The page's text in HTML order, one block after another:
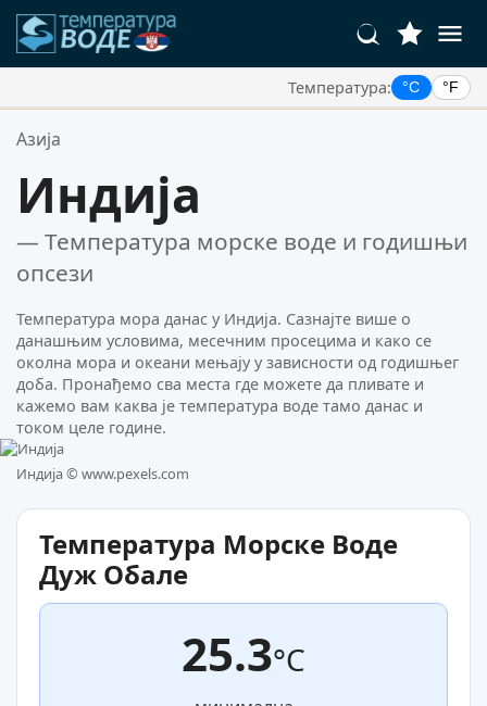
Температура: °C °F
Ваше Омиљене Локације:
Азија
Индија
— Температура морске воде и годишњи
опсези
Температура мора данас у Индија. Сазнајте више о
данашњим условима, месечним просецима и како се
околна мора и океани мењају у зависности од годишњег
доба. Пронађемо сва места где можете да пливате и
кажемо вам каква је температура воде тамо данас и
током целе године.
Индија © www.pexels.com
Температура Морске Воде
Дуж Обале
25.3°C